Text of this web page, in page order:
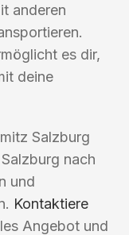
anderen
es dir,
deine
Salzburg
nach
und
Kontaktiere
Angebot und